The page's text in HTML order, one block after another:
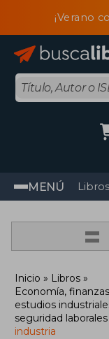
¡Verano
MENÚ
=
Inicio
Libros
Economía,
estudios
seguridad laborales
industria